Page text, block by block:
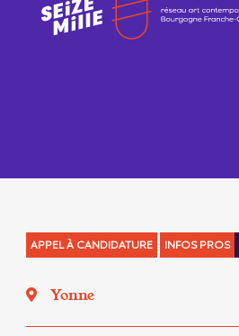
APPEL À CANDIDATURE INFOS PROS
Yonne